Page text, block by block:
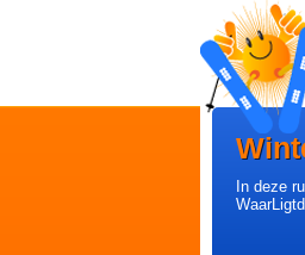
In deze